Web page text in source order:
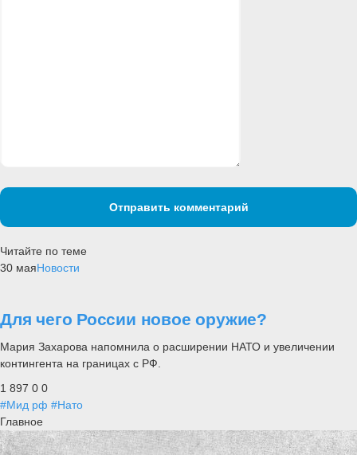
Отправить комментарий
Читайте по теме
30 маяНовости
Для чего России новое оружие?
Мария Захарова напомнила о расширении НАТО и увеличении
контингента на границах с РФ.
1 897 0 0
#Мид рф #Нато
Главное